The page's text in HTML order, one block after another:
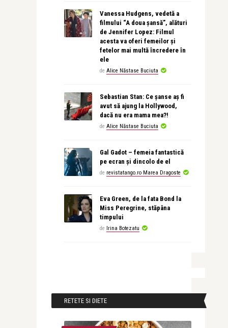
Vanessa Hudgens, vedetă a
filmului “A doua șansă”, alături
de Jennifer Lopez: Filmul
acesta va oferi femeilor și
fetelor mai multă încredere în
ele
de Alice Năstase Buciuta
Sebastian Stan: Ce șanse aș fi
avut să ajung la Hollywood,
dacă nu era mama mea?!
de Alice Năstase Buciuta
Gal Gadot – femeia fantastică
pe ecran și dincolo de el
de revistatango.ro Marea Dragoste
Eva Green, de la fata Bond la
Miss Peregrine, stăpâna
timpului
de Irina Botezatu
RETETE SI DIETE